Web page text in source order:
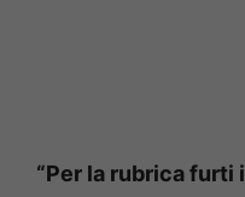
“Per la rubrica furti